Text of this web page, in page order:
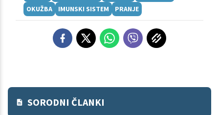
OKUŽBA
IMUNSKI SISTEM PRANJE
SORODNI ČLANKI